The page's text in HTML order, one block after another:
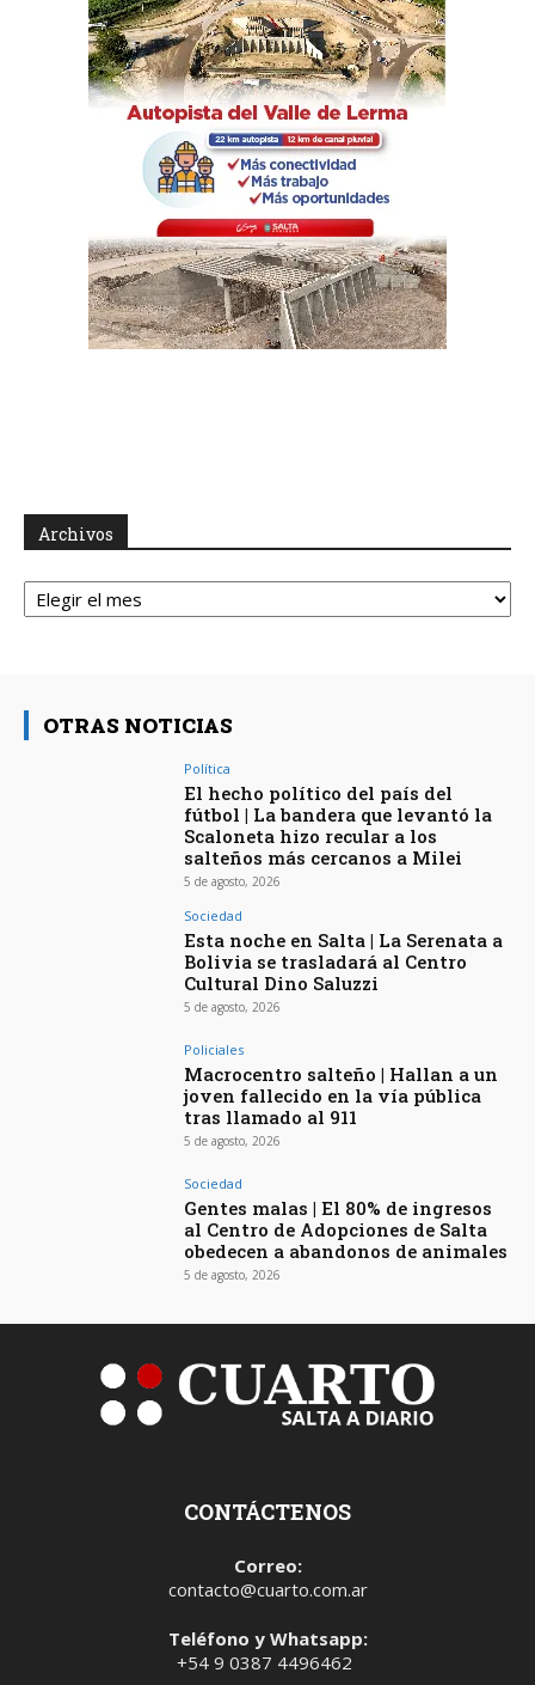
Archivos
Archivos
OTRAS NOTICIAS
Política
El hecho político del país del
fútbol | La bandera que levantó la
Scaloneta hizo recular a los
salteños más cercanos a Milei
5 de agosto, 2026
Sociedad
Esta noche en Salta | La Serenata a
Bolivia se trasladará al Centro
Cultural Dino Saluzzi
5 de agosto, 2026
Policiales
Macrocentro salteño | Hallan a un
joven fallecido en la vía pública
tras llamado al 911
5 de agosto, 2026
Sociedad
Gentes malas | El 80% de ingresos
al Centro de Adopciones de Salta
obedecen a abandonos de animales
5 de agosto, 2026
CONTÁCTENOS
Correo:
contacto@cuarto.com.ar
Teléfono y Whatsapp:
+54 9 0387 4496462